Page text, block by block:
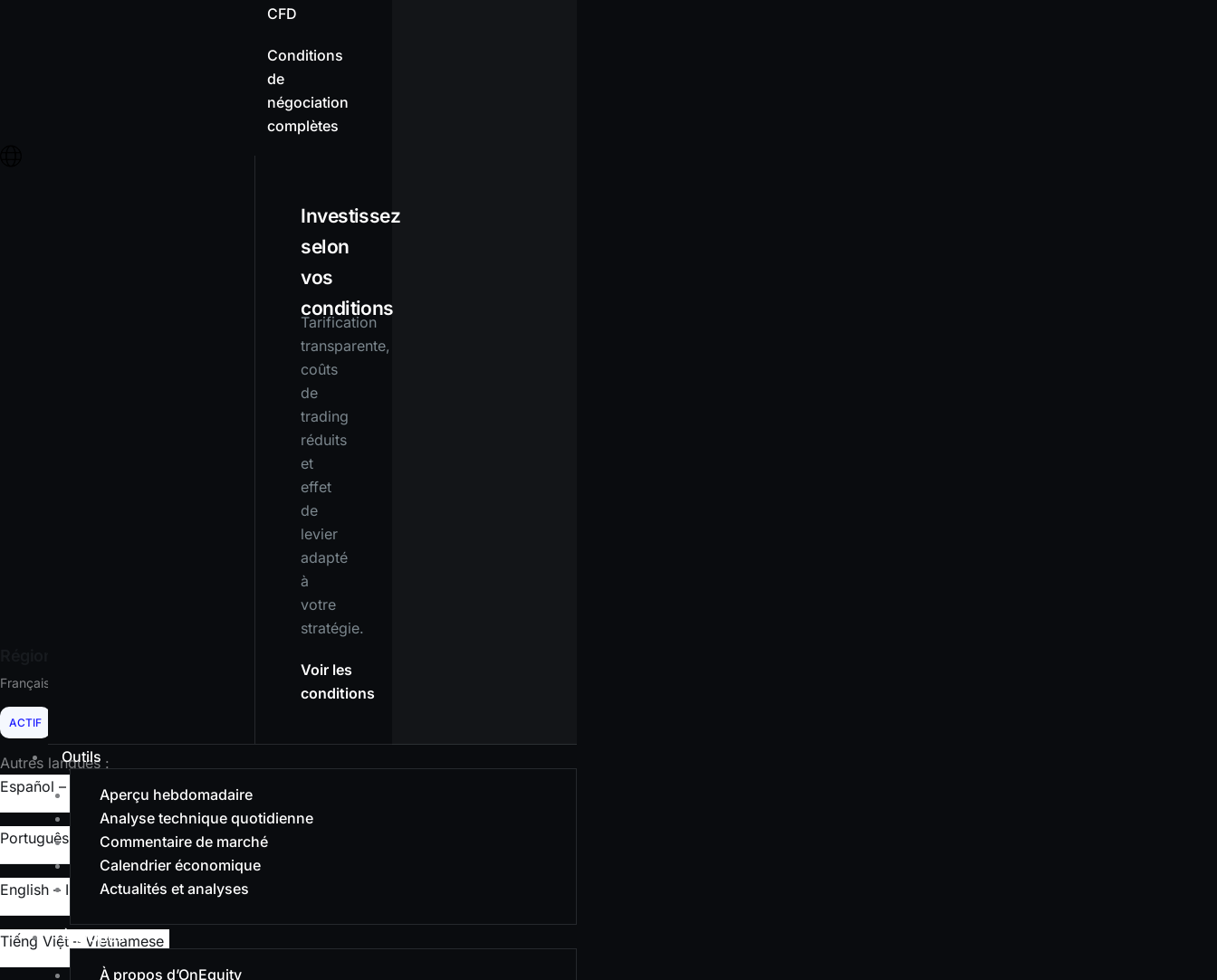
CFD
Conditions
de
négociation
complètes
Investissez
selon
vos
conditions
Tarification
transparente,
coûts
de
trading
réduits
et
effet
de
levier
adapté
à
votre
stratégie.
Voir les
conditions
Outils
Aperçu hebdomadaire
Analyse technique quotidienne
Commentaire de marché
Calendrier économique
Actualités et analyses
À propos
À propos d’OnEquity
Français
ACTIF
Autres langues :
Español – Spanish
Português – Portuguese
English – International
Tiếng Việt – Vietnamese